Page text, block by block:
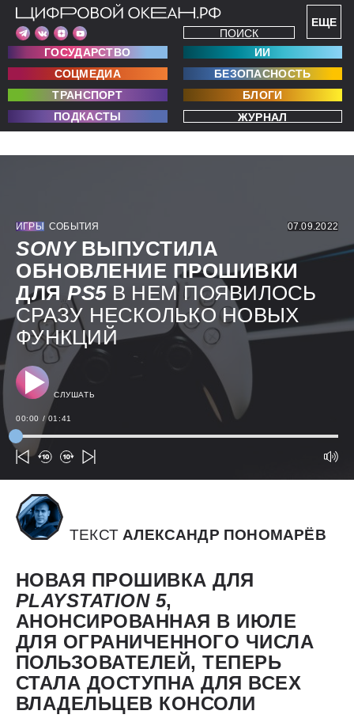
ЕЩЕ
ПОИСК
ГОСУДАРСТВО
ИИ
СОЦМЕДИА
БЕЗОПАСНОСТЬ
ТРАНСПОРТ
БЛОГИ
ПОДКАСТЫ
ЖУРНАЛ
ИГРЫ СОБЫТИЯ 07.09.2022
SONY ВЫПУСТИЛА
ОБНОВЛЕНИЕ ПРОШИВКИ
ДЛЯPS5В НЕМ ПОЯВИЛОСЬ
СРАЗУ НЕСКОЛЬКО НОВЫХ
ФУНКЦИЙ
СЛУШАТЬ
00:00 /01:41
ТЕКСТ АЛЕКСАНДР ПОНОМАРЁВ
НОВАЯ ПРОШИВКА ДЛЯ
PLAYSTATION 5,
АНОНСИРОВАННАЯ В ИЮЛЕ
ДЛЯ ОГРАНИЧЕННОГО ЧИСЛА
ПОЛЬЗОВАТЕЛЕЙ, ТЕПЕРЬ
СТАЛА ДОСТУПНА ДЛЯ ВСЕХ
ВЛАДЕЛЬЦЕВ КОНСОЛИ